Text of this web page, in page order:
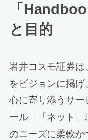
「
と目的
岩井コスモ証券は
をビジョンに掲
心に寄り添うサー
ール」「ネット
のニーズに柔軟か